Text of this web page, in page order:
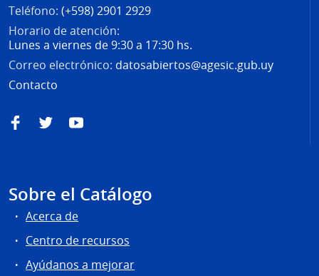
Teléfono: (+598) 2901 2929
Horario de atención:
Lunes a viernes de 9:30 a 17:30 hs.
Correo electrónico: datosabiertos@agesic.gub.uy
Contacto
FacebookTwitterYouTube
Sobre el Catálogo
Acerca de
Centro de recursos
Ayúdanos a mejorar